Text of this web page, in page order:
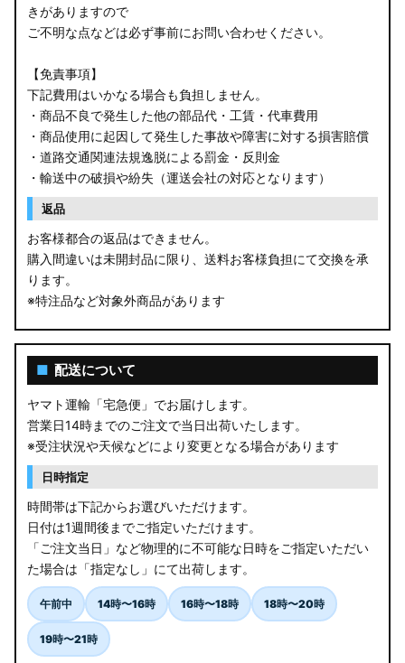
きがありますので
ご不明な点などは必ず事前にお問い合わせください。
【免責事項】
下記費用はいかなる場合も負担しません。
・商品不良で発生した他の部品代・工賃・代車費用
・商品使用に起因して発生した事故や障害に対する損害賠償
・道路交通関連法規逸脱による罰金・反則金
・輸送中の破損や紛失（運送会社の対応となります）
返品
お客様都合の返品はできません。
購入間違いは未開封品に限り、送料お客様負担にて交換を承
ります。
※特注品など対象外商品があります
■ 配送について
ヤマト運輸「宅急便」でお届けします。
営業日14時までのご注文で当日出荷いたします。
※受注状況や天候などにより変更となる場合があります
日時指定
時間帯は下記からお選びいただけます。
日付は1週間後までご指定いただけます。
「ご注文当日」など物理的に不可能な日時をご指定いただい
た場合は「指定なし」にて出荷します。
午前中 14時〜16時 16時〜18時 18時〜20時
19時〜21時